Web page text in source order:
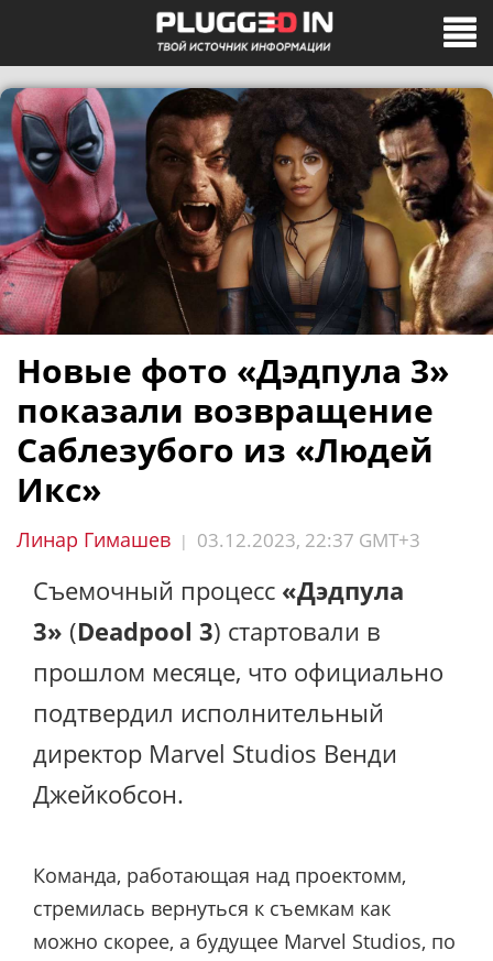
Новые фото «Дэдпула 3»
показали возвращение
Саблезубого из «Людей
Икс»
Линар Гимашев | 03.12.2023, 22:37 GMT+3
Съемочный процесс «Дэдпула
3» (Deadpool 3) стартовали в
прошлом месяце, что официально
подтвердил исполнительный
директор Marvel Studios Венди
Джейкобсон.
Команда, работающая над проектомм,
стремилась вернуться к съемкам как
можно скорее, а будущее Marvel Studios, по